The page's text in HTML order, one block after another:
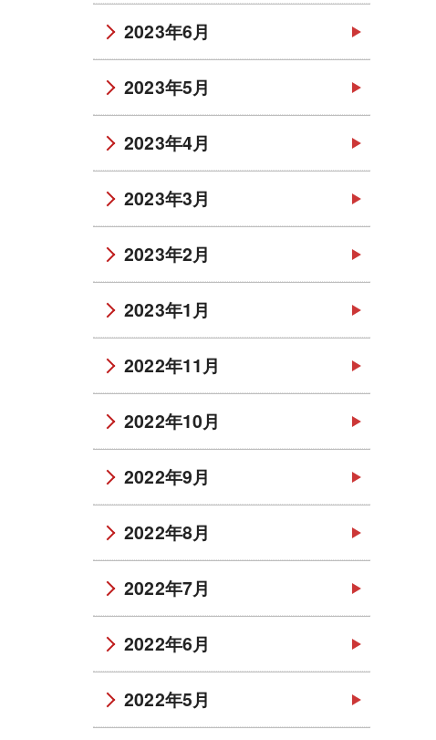
2023年6月
2023年5月
2023年4月
2023年3月
2023年2月
2023年1月
2022年11月
2022年10月
2022年9月
2022年8月
2022年7月
2022年6月
2022年5月